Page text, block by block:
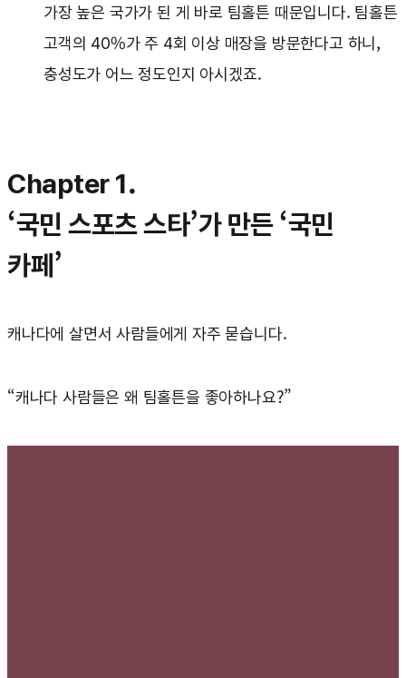
가장 높은 국가가 된 게 바로 팀홀튼 때문입니다. 팀홀튼
고객의 40%가 주 4회 이상 매장을 방문한다고 하니,
충성도가 어느 정도인지 아시겠죠.
Chapter 1.
‘국민 스포츠 스타’가 만든 ‘국민
카페’
캐나다에 살면서 사람들에게 자주 묻습니다.
“캐나다 사람들은 왜 팀홀튼을 좋아하나요?”